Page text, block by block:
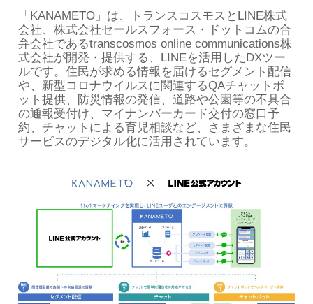
「KANAMETO」は、トランスコスモスとLINE株式
会社、株式会社セールスフォース・ドットコムの合
弁会社であるtranscosmos online communications株
式会社が開発・提供する、LINEを活用したDXツー
ルです。住民が求める情報を届けるセグメント配信
や、新型コロナウイルスに関連するQAチャットボ
ット提供、防災情報の発信、道路や公園等の不具合
の通報受付け、マイナンバーカード交付の窓口予
約、チャットによる育児相談など、さまざまな住民
サービスのデジタル化に活用されています。